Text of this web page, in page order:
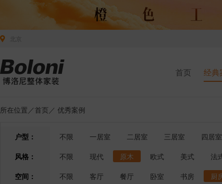
首页 经典
所在位置／首页 ／ 优秀案例
户型： 不限 一居室 二居室 三居室
四居室
风格：
不限 现代 原木 欧式 美式
法
空间：
不限 客厅 餐厅 卧室 书房 厨